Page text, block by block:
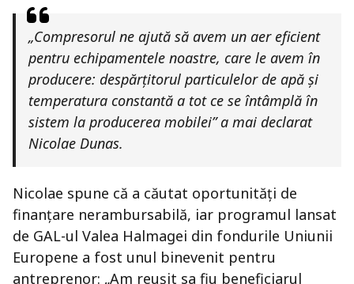
„Compresorul ne ajută să avem un aer eficient
pentru echipamentele noastre, care le avem în
producere: despărțitorul particulelor de apă și
temperatura constantă a tot ce se întâmplă în
sistem la producerea mobilei” a mai declarat
Nicolae Dunas.
Nicolae spune că a căutat oportunități de
finanțare nerambursabilă, iar programul lansat
de GAL-ul Valea Halmagei din fondurile Uniunii
Europene a fost unul binevenit pentru
antreprenor: „Am reușit sa fiu beneficiarul